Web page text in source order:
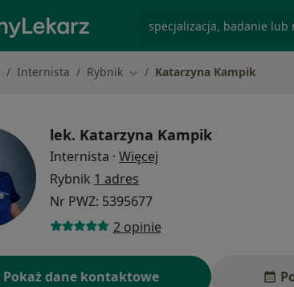
Internista Rybnik Zmień miasto
Katarzyna Kampik
lek. Katarzyna Kampik
Internista · Więcej
Rybnik 1 adres
Nr PWZ: 5395677
2 opinie
Pokaż dane kontaktowe